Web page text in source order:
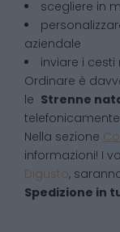
scegliere in
aziendale
inviare i
Ordinare è
le Strenne
Nella sezione
informazioni! I
Digusto,
Spedizione in